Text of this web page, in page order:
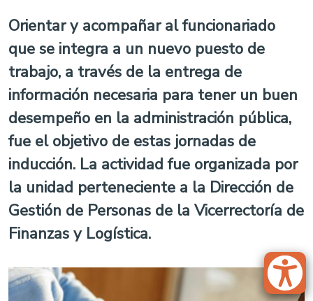
Orientar y acompañar al funcionariado
que se integra a un nuevo puesto de
trabajo, a través de la entrega de
información necesaria para tener un buen
desempeño en la administración pública,
fue el objetivo de estas jornadas de
inducción. La actividad fue organizada por
la unidad perteneciente a la Dirección de
Gestión de Personas de la Vicerrectoría de
Finanzas y Logística.